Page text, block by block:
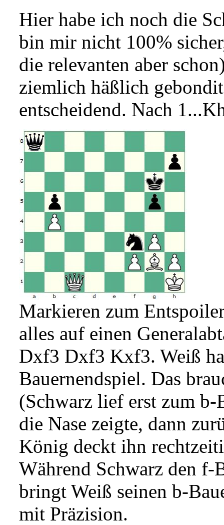
Hier habe ich noch die
bin mir nicht 100%
die relevanten aber
ziemlich häßlich
entscheidend. Nach
Markieren zum
alles auf einen
Dxf3 Dxf3 Kxf3. Weiß
Bauernendspiel. Das
(Schwarz lief erst zum
die Nase zeigte, dann
König deckt ihn
Während Schwarz den f-
bringt Weiß seinen b-
mit Präzision.